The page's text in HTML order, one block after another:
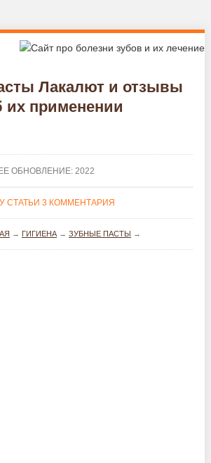
Лакалют и отзывы
их применении
ОБНОВЛЕНИЕ: 2022
СТАТЬИ 3 КОММЕНТАРИЯ
→ ГИГИЕНА→ ЗУБНЫЕ ПАСТЫ →